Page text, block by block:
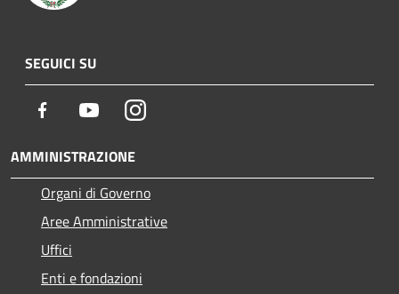
SEGUICI SU
Facebook YoutubeInstagram
AMMINISTRAZIONE
Organi di Governo
Aree Amministrative
Uffici
Enti e fondazioni